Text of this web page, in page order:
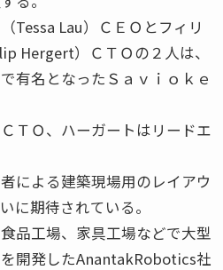
Tessa Lau）ＣＥＯとフィリ
Hergert）ＣＴＯの２人は、
有名となったＳａｖｉｏｋｅ
ＴＯ、ハーガートはリードエ
による建築現場用のレイアウ
に期待されている。
品工場、家具工場などで大型
開発したAnantakRobotics社